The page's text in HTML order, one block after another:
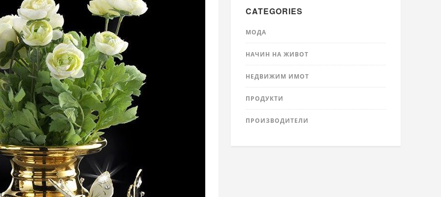
CATEGORIES
МОДА
НАЧИН НА ЖИВОТ
НЕДВИЖИМ ИМОТ
ПРОДУКТИ
ПРОИЗВОДИТЕЛИ